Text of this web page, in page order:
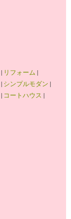
| リフォーム |
| シンプルモダン |
| コートハウス |